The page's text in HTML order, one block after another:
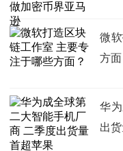
微
方面
华
出